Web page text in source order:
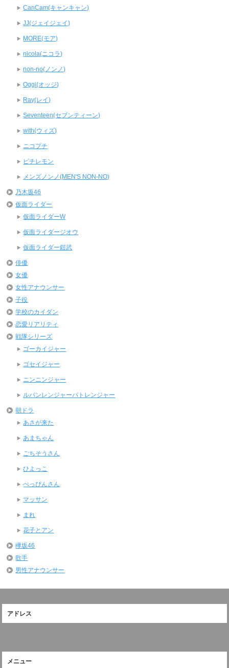
CanCam(キャンキャン)
JJ(ジェイジェイ)
MORE(モア)
nicola(ニコラ)
non-no(ノンノ)
Oggi(オッジ)
Ray(レイ)
Seventeen(セブンティーン)
with(ウィズ)
ニコプチ
ピチレモン
メンズノンノ(MEN'S NON-NO)
乃木坂46
仮面ライダー
仮面ライダーW
仮面ライダージオウ
仮面ライダー鎧武
俳優
女優
女性アナウンサー
子役
学校のカイダン
恋愛リアリティ
戦隊シリーズ
ゴーカイジャー
ゴセイジャー
ニンニンジャー
ルパンレンジャーパトレンジャー
朝ドラ
あさが来た
あまちゃん
ごちそうさん
ひよっこ
べっぴんさん
マッサン
まれ
花子とアン
欅坂46
歌手
男性アナウンサー
アドレス
メニュー